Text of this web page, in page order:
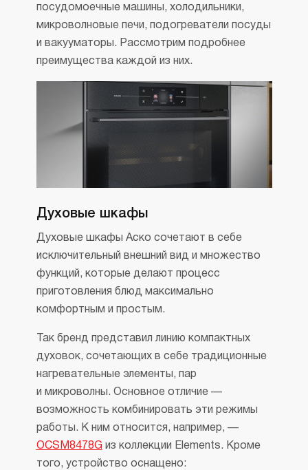
посудомоечные машины, холодильники,
микроволновые печи, подогреватели посуды
и вакууматоры. Рассмотрим подробнее
преимущества каждой из них.
Духовые шкафы
Духовые шкафы Аско сочетают в себе
исключительный внешний вид и множество
функций, которые делают процесс
приготовления блюд максимально
комфортным и простым.
Так бренд представил линию компактных
духовок, сочетающих в себе традиционные
нагревательные элементы, пар
и микроволны. Основное отличие —
возможность комбинировать эти режимы
работы. К ним относится, например, —
OCSM8478G из коллекции Elements. Кроме
того, устройство оснащено: